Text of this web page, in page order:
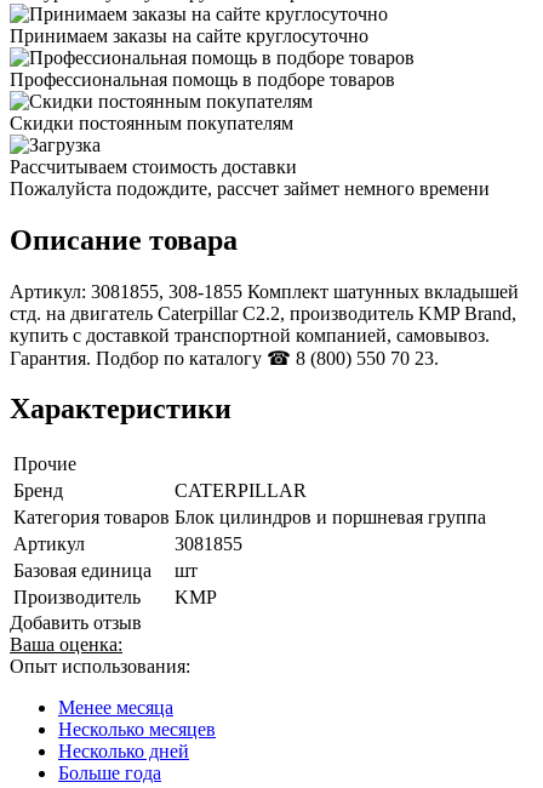
Принимаем заказы на сайте круглосуточно
Профессиональная помощь в подборе товаров
Скидки постоянным покупателям
Рассчитываем стоимость доставки
Пожалуйста подождите, рассчет займет немного времени
Описание товара
Артикул: 3081855, 308-1855 Комплект шатунных вкладышей
стд. на двигатель Caterpillar С2.2, производитель KMP Brand,
купить с доставкой транспортной компанией, самовывоз.
Гарантия. Подбор по каталогу ☎ 8 (800) 550 70 23.
Характеристики
Прочие
Бренд
CATERPILLAR
Категория товаров Блок цилиндров и поршневая группа
Артикул
3081855
Базовая единица
шт
Производитель
KMP
Добавить отзыв
Ваша оценка:
Опыт использования:
Менее месяца
Несколько месяцев
Несколько дней
Больше года